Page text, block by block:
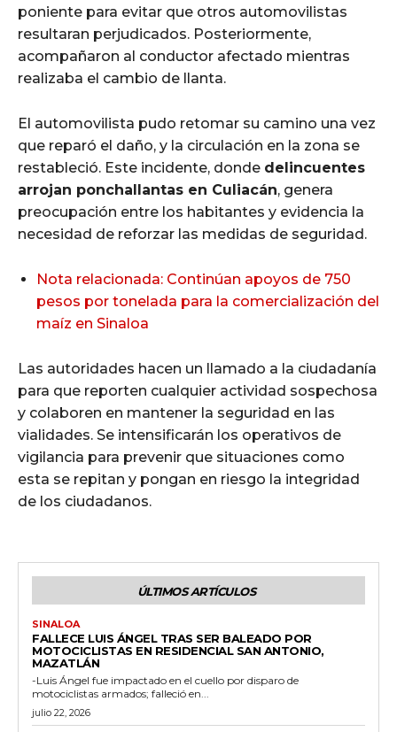
poniente para evitar que otros automovilistas
resultaran perjudicados. Posteriormente,
acompañaron al conductor afectado mientras
realizaba el cambio de llanta.
El automovilista pudo retomar su camino una vez
que reparó el daño, y la circulación en la zona se
restableció. Este incidente, donde delincuentes
arrojan ponchallantas en Culiacán, genera
preocupación entre los habitantes y evidencia la
necesidad de reforzar las medidas de seguridad.
Nota relacionada: Continúan apoyos de 750
pesos por tonelada para la comercialización del
maíz en Sinaloa
Las autoridades hacen un llamado a la ciudadanía
para que reporten cualquier actividad sospechosa
y colaboren en mantener la seguridad en las
vialidades. Se intensificarán los operativos de
vigilancia para prevenir que situaciones como
esta se repitan y pongan en riesgo la integridad
de los ciudadanos.
ÚLTIMOS ARTÍCULOS
SINALOA
FALLECE LUIS ÁNGEL TRAS SER BALEADO POR
MOTOCICLISTAS EN RESIDENCIAL SAN ANTONIO,
MAZATLÁN
-Luis Ángel fue impactado en el cuello por disparo de
motociclistas armados; falleció en...
julio 22, 2026